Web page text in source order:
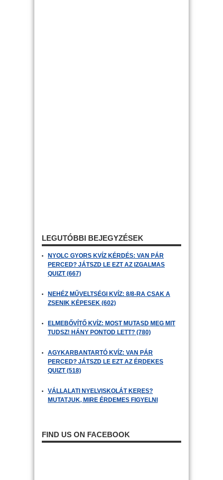
LEGUTÓBBI BEJEGYZÉSEK
NYOLC GYORS KVÍZ KÉRDÉS: VAN PÁR
PERCED? JÁTSZD LE EZT AZ IZGALMAS
QUIZT (667)
NEHÉZ MŰVELTSÉGI KVÍZ: 8/8-RA CSAK A
ZSENIK KÉPESEK (602)
ELMEBŐVÍTŐ KVÍZ: MOST MUTASD MEG MIT
TUDSZ! HÁNY PONTOD LETT? (780)
AGYKARBANTARTÓ KVÍZ: VAN PÁR
PERCED? JÁTSZD LE EZT AZ ÉRDEKES
QUIZT (518)
VÁLLALATI NYELVISKOLÁT KERES?
MUTATJUK, MIRE ÉRDEMES FIGYELNI
FIND US ON FACEBOOK